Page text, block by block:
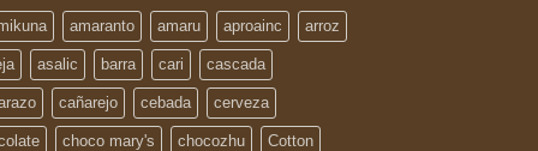
amaranto amaru aproainc arroz
asalic barra cari cascada
cañarejo cebada cerveza
choco mary's chocozhu Cotton